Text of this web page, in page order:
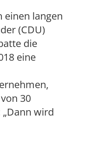
einen langen
(CDU)
die
eine
30
wird